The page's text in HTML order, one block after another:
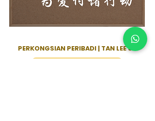
PERKONGSIAN PERIBADI | TAN LEE SA